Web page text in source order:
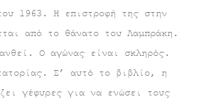
1963. Η επιστροφή της στην
από το θάνατο του Λαμπράκη.
Ο αγώνας είναι σκληρός.
Σ’ αυτό το βιβλίο, η
γέφυρες για να ενώσει τους